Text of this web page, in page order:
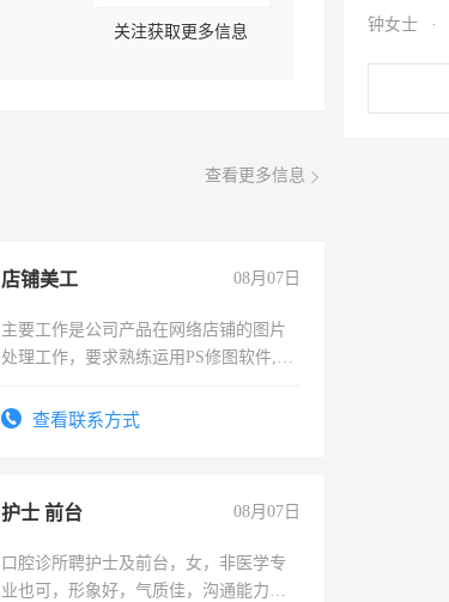
关注获取更多信息
查看更多信息
店铺美工 08月07日
主要工作是公司产品在网络店铺的图片
处理工作，要求熟练运用PS修图软件,工
查看联系方式
护士 前台 08月07日
口腔诊所聘护士及前台，女，非医学专
业也可，形象好，气质佳，沟通能力
钟女士 ·